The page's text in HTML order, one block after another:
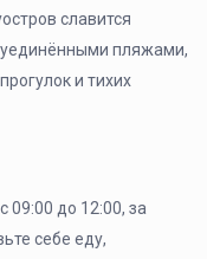
славится
пляжами,
и тихих
09:00 до 12:00, за
себе еду,